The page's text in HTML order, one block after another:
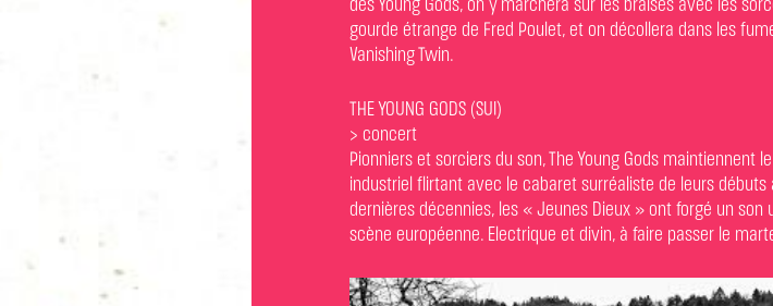
des Young Gods, on y marchera sur les braises avec les
gourde étrange de Fred Poulet, et on décollera dans les
Vanishing Twin.
THE YOUNG GODS (SUI)
> concert
Pionniers et sorciers du son, The Young Gods maintiennent
industriel flirtant avec le cabaret surréaliste de leurs
dernières décennies, les « Jeunes Dieux » ont forgé un
scène européenne. Electrique et divin, à faire passer le